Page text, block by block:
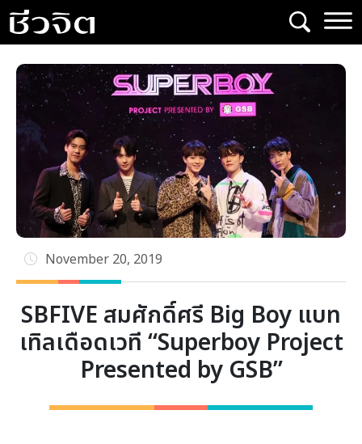
Skip
to
content
November 20, 2019
SBFIVE สมศักดิ์ศรี Big Boy แบท
เทิลเดือดเวที “Superboy Project
Presented by GSB”